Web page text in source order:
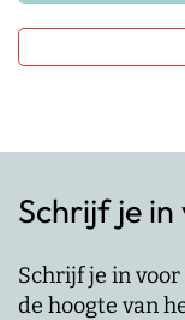
Schrijf je
Schrijf je in
de hoogte van